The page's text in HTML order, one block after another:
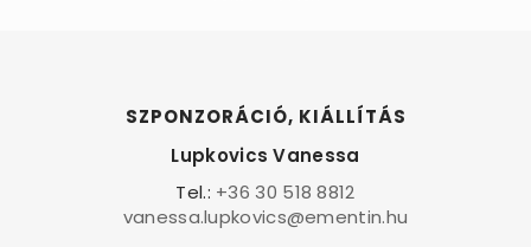
SZPONZORÁCIÓ, KIÁLLÍTÁS
Lupkovics Vanessa
Tel.: +36 30 518 8812
vanessa.lupkovics@ementin.hu